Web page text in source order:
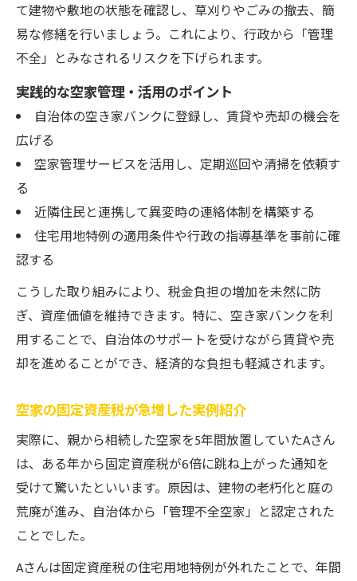
て建物や敷地の状態を確認し、草刈りやごみの撤去、簡
易な修繕を行いましょう。これにより、行政から「管理
不全」とみなされるリスクを下げられます。
実践的な空家管理・活用のポイント
自治体の空き家バンクに登録し、賃貸や売却の機会を
広げる
空家管理サービスを活用し、定期巡回や清掃を依頼す
る
近隣住民と連携して異変時の連絡体制を構築する
住宅用地特例の適用条件や行政の指導基準を事前に確
認する
こうした取り組みにより、税金負担の増加を未然に防
ぎ、資産価値を維持できます。特に、空き家バンクを利
用することで、自治体のサポートを受けながら賃貸や売
却を進めることができ、経済的な負担も軽減されます。
空家の固定資産税が急増した実例紹介
実際に、親から相続した空家を5年間放置していたAさん
は、ある年から固定資産税が6倍に跳ね上がった通知を
受けて驚いたといいます。原因は、建物の老朽化と庭の
荒廃が進み、自治体から「管理不全空家」と認定された
ことでした。
Aさんは固定資産税の住宅用地特例が外れたことで、年間